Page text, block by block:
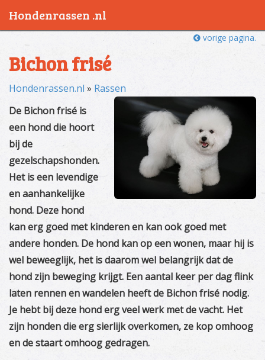
vorige pagina.
Bichon frisé
Hondenrassen.nl » Rassen
De Bichon frisé is
een hond die hoort
bij de
gezelschapshonden.
Het is een levendige
en aanhankelijke
hond. Deze hond
kan erg goed met kinderen en kan ook goed met
andere honden. De hond kan op een wonen, maar hij is
wel beweeglijk, het is daarom wel belangrijk dat de
hond zijn beweging krijgt. Een aantal keer per dag flink
laten rennen en wandelen heeft de Bichon frisé nodig.
Je hebt bij deze hond erg veel werk met de vacht. Het
zijn honden die erg sierlijk overkomen, ze kop omhoog
en de staart omhoog gedragen.
Hondenrassen .nl